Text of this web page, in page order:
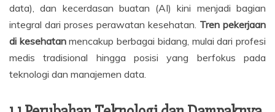
data), dan kecerdasan buatan (AI) kini menjadi bagian
integral dari proses perawatan kesehatan. Tren pekerjaan
di kesehatanmencakup berbagai bidang, mulai dari profesi
medis tradisional hingga posisi yang berfokus pada
teknologi dan manajemen data.